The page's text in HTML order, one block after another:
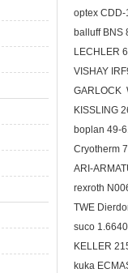
optex CDD-
balluff BNS
LECHLER
VISHAY
GARLOCK
KISSLING
boplan 49-
Cryotherm
ARI-
rexroth
TWE
suco
KELLER
kuka